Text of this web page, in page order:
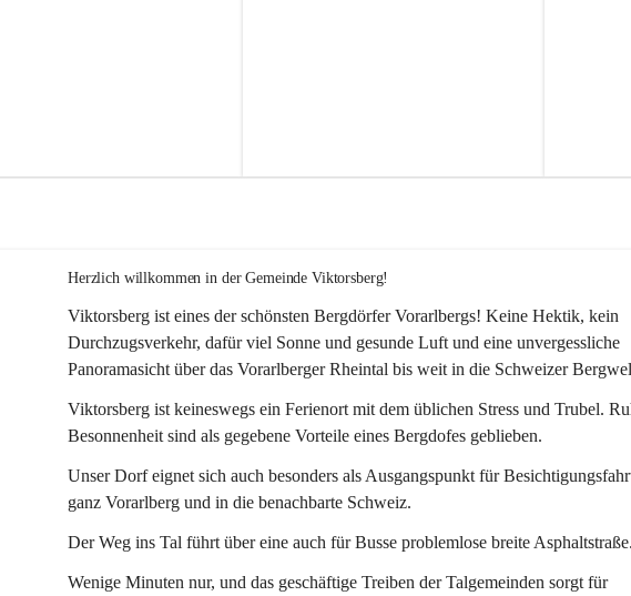
Herzlich willkommen in der Gemeinde Viktorsberg!
Viktorsberg ist eines der schönsten Bergdörfer Vorarlbergs! Keine Hektik, kein
Durchzugsverkehr, dafür viel Sonne und gesunde Luft und eine unvergessliche
Panoramasicht über das Vorarlberger Rheintal bis weit in die Schweizer
Viktorsberg ist keineswegs ein Ferienort mit dem üblichen Stress und Trubel.
Besonnenheit sind als gegebene Vorteile eines Bergdofes geblieben.
Unser Dorf eignet sich auch besonders als Ausgangspunkt für
ganz Vorarlberg und in die benachbarte Schweiz.
Der Weg ins Tal führt über eine auch für Busse problemlose breite
Wenige Minuten nur, und das geschäftige Treiben der Talgemeinden sorgt für